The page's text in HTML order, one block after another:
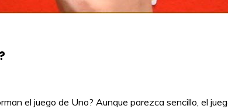
el juego de Uno? Aunque parezca sencillo, el